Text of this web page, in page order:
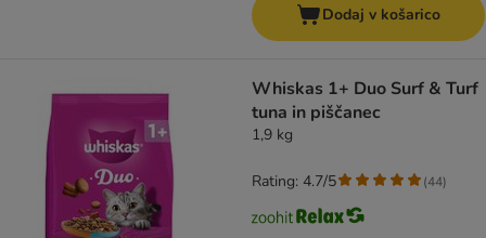
Dodaj v košarico
Whiskas 1+ Duo Surf & Turf
tuna in piščanec
1,9 kg
Rating: 4.7/5 (44)